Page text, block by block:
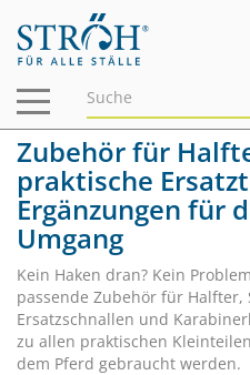
Navigation
ein-/ausblenden
Zubehör für
praktische
Ergänzungen für
Umgang
Kein Haken dran? Kein
passende Zubehör für Halfter,
Ersatzschnallen und
zu allen praktischen
dem Pferd gebraucht werden.